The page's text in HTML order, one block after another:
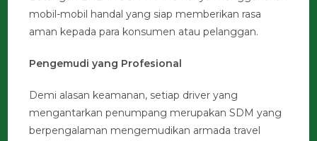
mobil-mobil handal yang siap memberikan rasa
aman kepada para konsumen atau pelanggan.
Pengemudi yang Profesional
Demi alasan keamanan, setiap driver yang
mengantarkan penumpang merupakan SDM yang
berpengalaman mengemudikan armada travel